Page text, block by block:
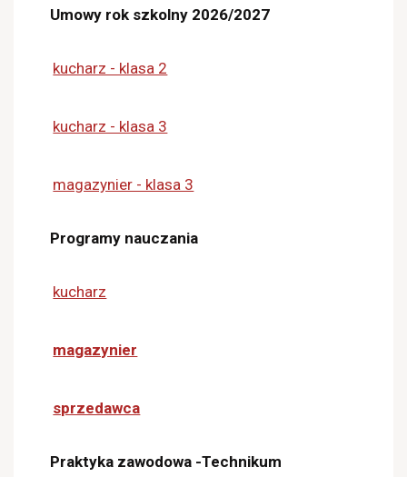
Umowy rok szkolny 2026/2027
kucharz - klasa 2
kucharz - klasa 3
magazynier - klasa 3
Programy nauczania
kucharz
magazynier
sprzedawca
Praktyka zawodowa -Technikum